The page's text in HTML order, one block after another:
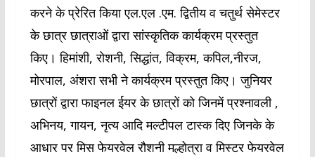
करने के प्रेरित किया एल.एल .एम. द्वितीय व चतुर्थ सेमेस्टर
के छात्र छात्राओं द्वारा सांस्कृतिक कार्यक्रम प्रस्तुत
किए। हिमांशी, रोशनी, सिद्धांत, विक्रम, कपिल,नीरज,
मोरपाल, अंशरा सभी ने कार्यक्रम प्रस्तुत किए। जुनियर
छात्रों द्वारा फाइनल ईयर के छात्रों को जिनमें प्रश्नावली ,
अभिनय, गायन, नृत्य आदि मल्टीपल टास्क दिए जिनके के
आधार पर मिस फेयरवेल रौशनी मल्होत्रा व मिस्टर फेयरवेल